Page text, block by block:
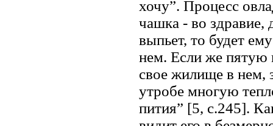
хочу”. Процесс
чашка - во здравие,
выпьет, то будет
нем. Если же пятую
свое жилище в нем,
утробе многую
пития” [5, c.245].